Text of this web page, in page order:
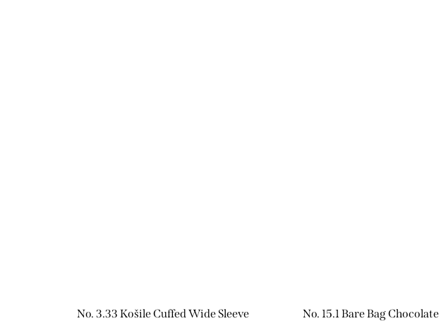
No. 3.33 Košile Cuffed Wide Sleeve No. 15.1 Bare Bag Chocolate